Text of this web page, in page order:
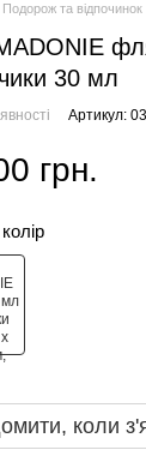
Подорож та відпочинок
30 мл
Артикул:
грн.
коли